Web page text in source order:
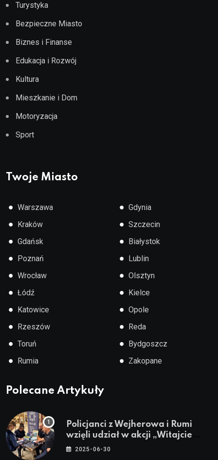
Turystyka
Bezpieczne Miasto
Biznes i Finanse
Edukacja i Rozwój
Kultura
Mieszkanie i Dom
Motoryzacja
Sport
Twoje Miasto
● Warszawa
● Kraków
● Gdańsk
● Poznań
● Wrocław
● Łódź
● Katowice
● Rzeszów
● Toruń
● Rumia
● Gdynia
● Szczecin
● Białystok
● Lublin
● Olsztyn
● Kielce
● Opole
● Reda
● Bydgoszcz
● Zakopane
Polecane Artykuły
Policjanci z Wejherowa i Rumi
wzięli udział w akcji „Witajcie
Wakacje”
2025-06-30